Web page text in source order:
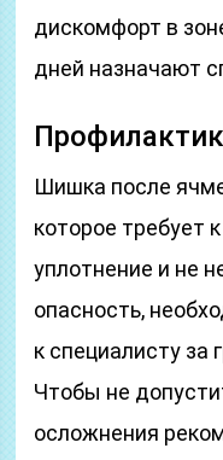
дискомфорт в
дней назначают
Шишка после
которое требует
уплотнение и не
опасность,
к специалисту
Чтобы не
осложнения